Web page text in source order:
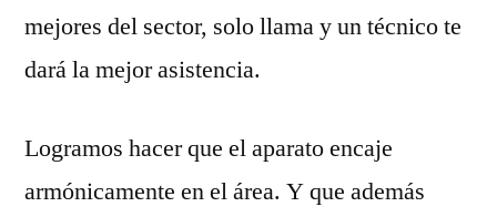
mejores del sector, solo llama y un técnico te
dará la mejor asistencia.
Logramos hacer que el aparato encaje
armónicamente en el área. Y que además